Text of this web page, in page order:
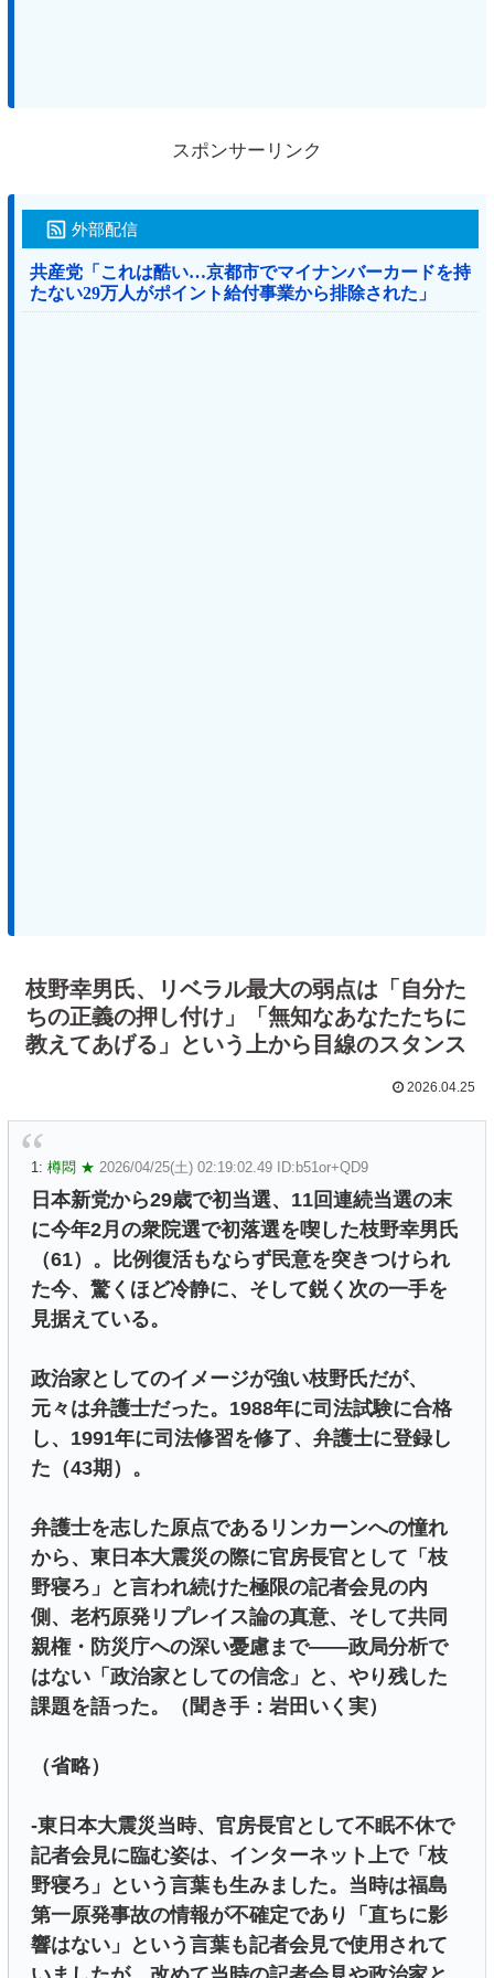
スポンサーリンク
外部配信
共産党「これは酷い…京都市でマイナンバーカードを持
たない29万人がポイント給付事業から排除された」
枝野幸男氏、リベラル最大の弱点は「自分た
ちの正義の押し付け」「無知なあなたたちに
教えてあげる」という上から目線のスタンス
2026.04.25
1: 樽悶 ★ 2026/04/25(土) 02:19:02.49 ID:b51or+QD9
日本新党から29歳で初当選、11回連続当選の末
に今年2月の衆院選で初落選を喫した枝野幸男氏
（61）。比例復活もならず民意を突きつけられ
た今、驚くほど冷静に、そして鋭く次の一手を
見据えている。
政治家としてのイメージが強い枝野氏だが、
元々は弁護士だった。1988年に司法試験に合格
し、1991年に司法修習を修了、弁護士に登録し
た（43期）。
弁護士を志した原点であるリンカーンへの憧れ
から、東日本大震災の際に官房長官として「枝
野寝ろ」と言われ続けた極限の記者会見の内
側、老朽原発リプレイス論の真意、そして共同
親権・防災庁への深い憂慮まで——政局分析で
はない「政治家としての信念」と、やり残した
課題を語った。（聞き手：岩田いく実）
（省略）
-東日本大震災当時、官房長官として不眠不休で
記者会見に臨む姿は、インターネット上で「枝
野寝ろ」という言葉も生みました。当時は福島
第一原発事故の情報が不確定であり「直ちに影
響はない」という言葉も記者会見で使用されて